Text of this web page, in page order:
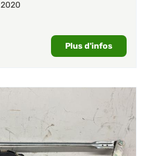
2020
Plus d'infos